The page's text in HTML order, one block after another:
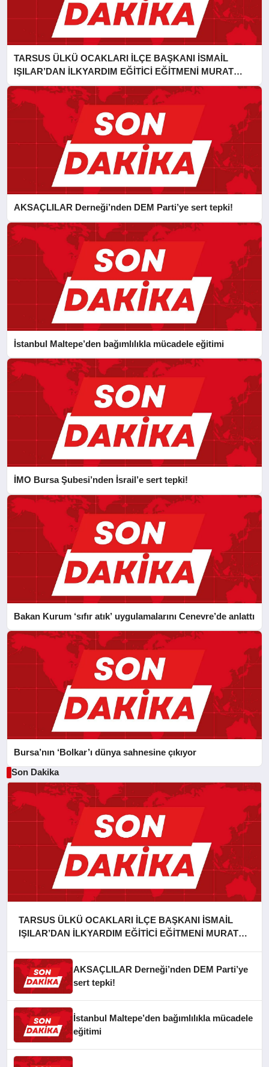
TARSUS ÜLKÜ OCAKLARI İLÇE BAŞKANI İSMAİL
IŞILAR’DAN İLKYARDIM EĞİTİCİ EĞİTMENİ MURAT
CAN FİDAN’A ZİYARET
AKSAÇLILAR Derneği’nden DEM Parti’ye sert tepki!
İstanbul Maltepe’den bağımlılıkla mücadele eğitimi
İMO Bursa Şubesi’nden İsrail’e sert tepki!
Bakan Kurum ‘sıfır atık’ uygulamalarını Cenevre’de anlattı
Bursa’nın ‘Bolkar’ı dünya sahnesine çıkıyor
Son Dakika
TARSUS ÜLKÜ OCAKLARI İLÇE BAŞKANI İSMAİL
IŞILAR’DAN İLKYARDIM EĞİTİCİ EĞİTMENİ MURAT
AKSAÇLILAR Derneği’nden DEM Parti’ye
sert tepki!
İstanbul Maltepe’den bağımlılıkla mücadele
eğitimi